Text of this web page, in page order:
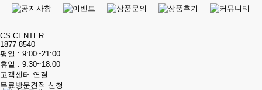
CS CENTER
1877-8540
평일 : 9:00~21:00
휴일 : 9:30~18:00
고객센터 연결
무료방문견적 신청